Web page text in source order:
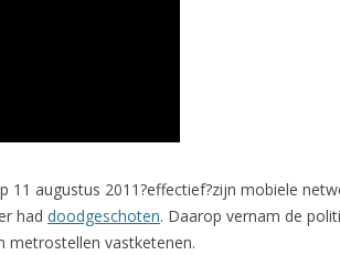
augustus 2011?effectief?zijn mobiele
had doodgeschoten. Daarop vernam de
metrostellen vastketenen.